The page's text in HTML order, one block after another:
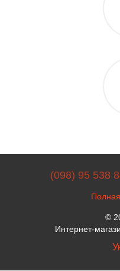
(098) 95 538
©
Интернет-